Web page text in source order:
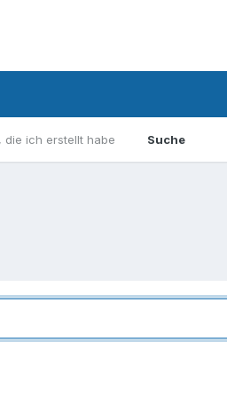
die ich erstellt habe Suche